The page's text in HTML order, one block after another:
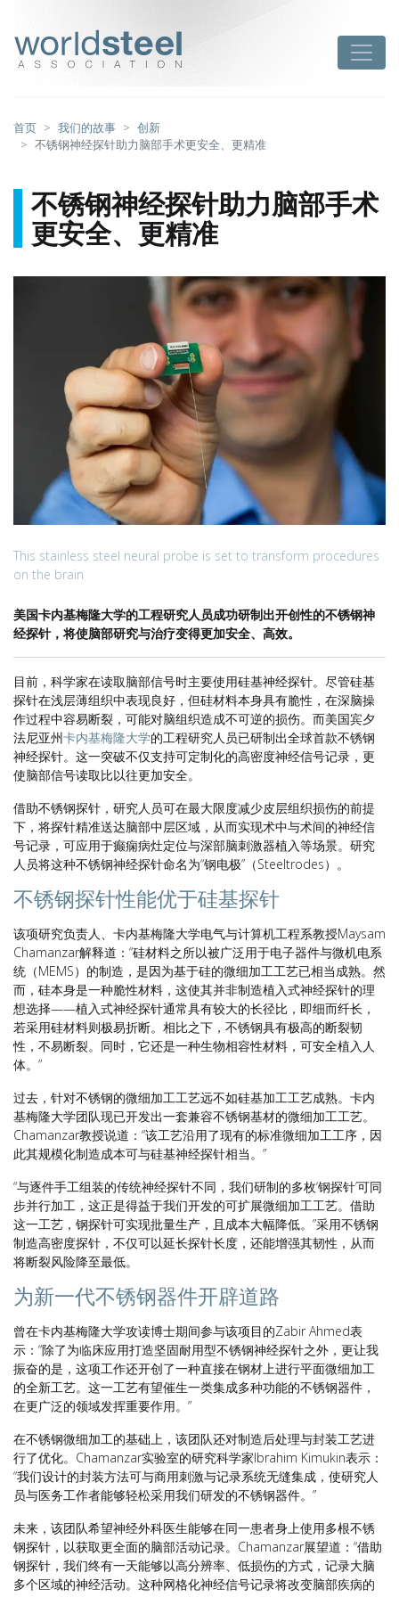
首页 我们的故事
创新
不锈钢神经探针助力脑部手术更安全、更精准
不锈钢神经探针助力脑部手术
更安全、更精准
This stainless steel neural probe is set to transform procedures
on the brain
美国卡内基梅隆大学的工程研究人员成功研制出开创性的不锈钢神
经探针，将使脑部研究与治疗变得更加安全、高效。
目前，科学家在读取脑部信号时主要使用硅基神经探针。尽管硅基
探针在浅层薄组织中表现良好，但硅材料本身具有脆性，在深脑操
作过程中容易断裂，可能对脑组织造成不可逆的损伤。而美国宾夕
法尼亚州卡内基梅隆大学的工程研究人员已研制出全球首款不锈钢
神经探针。这一突破不仅支持可定制化的高密度神经信号记录，更
使脑部信号读取比以往更加安全。
借助不锈钢探针，研究人员可在最大限度减少皮层组织损伤的前提
下，将探针精准送达脑部中层区域，从而实现术中与术间的神经信
号记录，可应用于癫痫病灶定位与深部脑刺激器植入等场景。研究
人员将这种不锈钢神经探针命名为“钢电极”（Steeltrodes）。
不锈钢探针性能优于硅基探针
该项研究负责人、卡内基梅隆大学电气与计算机工程系教授Maysam
Chamanzar解释道：“硅材料之所以被广泛用于电子器件与微机电系
统（MEMS）的制造，是因为基于硅的微细加工工艺已相当成熟。然
而，硅本身是一种脆性材料，这使其并非制造植入式神经探针的理
想选择——植入式神经探针通常具有较大的长径比，即细而纤长，
若采用硅材料则极易折断。相比之下，不锈钢具有极高的断裂韧
性，不易断裂。同时，它还是一种生物相容性材料，可安全植入人
体。”
过去，针对不锈钢的微细加工工艺远不如硅基加工工艺成熟。卡内
基梅隆大学团队现已开发出一套兼容不锈钢基材的微细加工工艺。
Chamanzar教授说道：“该工艺沿用了现有的标准微细加工工序，因
此其规模化制造成本可与硅基神经探针相当。”
“与逐件手工组装的传统神经探针不同，我们研制的多枚‘钢探针’可同
步并行加工，这正是得益于我们开发的可扩展微细加工工艺。借助
这一工艺，钢探针可实现批量生产，且成本大幅降低。”采用不锈钢
制造高密度探针，不仅可以延长探针长度，还能增强其韧性，从而
将断裂风险降至最低。
为新一代不锈钢器件开辟道路
曾在卡内基梅隆大学攻读博士期间参与该项目的Zabir Ahmed表
示：“除了为临床应用打造坚固耐用型不锈钢神经探针之外，更让我
振奋的是，这项工作还开创了一种直接在钢材上进行平面微细加工
的全新工艺。这一工艺有望催生一类集成多种功能的不锈钢器件，
在更广泛的领域发挥重要作用。”
在不锈钢微细加工的基础上，该团队还对制造后处理与封装工艺进
行了优化。Chamanzar实验室的研究科学家Ibrahim Kimukin表示：
“我们设计的封装方法可与商用刺激与记录系统无缝集成，使研究人
员与医务工作者能够轻松采用我们研发的不锈钢器件。”
未来，该团队希望神经外科医生能够在同一患者身上使用多根不锈
钢探针，以获取更全面的脑部活动记录。Chamanzar展望道：“借助
钢探针，我们终有一天能够以高分辨率、低损伤的方式，记录大脑
多个区域的神经活动。这种网格化神经信号记录将改变脑部疾病的